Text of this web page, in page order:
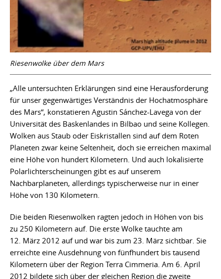
Riesenwolke über dem Mars
„Alle untersuchten Erklärungen sind eine Herausforderung
für unser gegenwärtiges Verständnis der Hochatmosphäre
des Mars“, konstatieren Agustin Sánchez-Lavega von der
Universität des Baskenlandes in Bilbao und seine Kollegen.
Wolken aus Staub oder Eiskristallen sind auf dem Roten
Planeten zwar keine Seltenheit, doch sie erreichen maximal
eine Höhe von hundert Kilometern. Und auch lokalisierte
Polarlichterscheinungen gibt es auf unserem
Nachbarplaneten, allerdings typischerweise nur in einer
Höhe von 130 Kilometern.
Die beiden Riesenwolken ragten jedoch in Höhen von bis
zu 250 Kilometern auf. Die erste Wolke tauchte am
12. März 2012 auf und war bis zum 23. März sichtbar. Sie
erreichte eine Ausdehnung von fünfhundert bis tausend
Kilometern über der Region Terra Cimmeria. Am 6. April
2012 bildete sich über der gleichen Region die zweite